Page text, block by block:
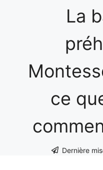
La
ce
Dernière